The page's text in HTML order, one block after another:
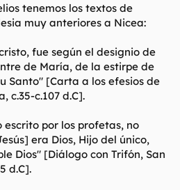
tenemos los textos de
muy anteriores a Nicea:
fue según el designio de
de María, de la estirpe de
Santo" [Carta a los efesios de
c.35-c.107 d.C].
escrito por los profetas, no
era Dios, Hijo del único,
Dios" [Diálogo con Trifón, San
d.C].